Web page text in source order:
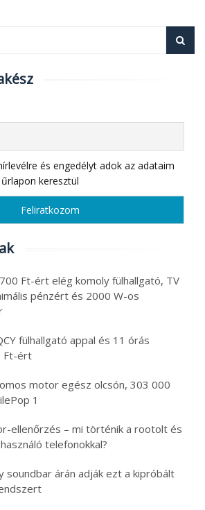
és engedélyt adok az adataim
keresztül
Ft-ért elég komoly fülhallgató, TV
pénzért és 2000 W-os
fülhallgató appal és 11 órás
Ft-ért
motor egész olcsón, 303 000
1
ellenőrzés – mi történik a rootolt és
telefonokkal?
soundbar árán adják ezt a kipróbált